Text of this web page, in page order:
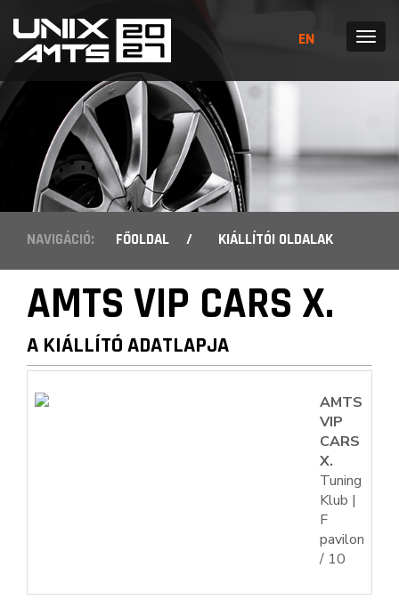
EN MENÜ
NAVIGÁCIÓ: FŐOLDAL / KIÁLLÍTÓI OLDALAK
AMTS VIP CARS X.
A KIÁLLÍTÓ ADATLAPJA
AMTS
VIP
CARS
X.
Tuning
Klub |
F
pavilon
/ 10